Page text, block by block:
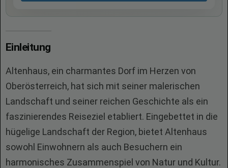
Einleitung
Altenhaus, ein charmantes Dorf im Herzen von
Oberösterreich, hat sich mit seiner malerischen
Landschaft und seiner reichen Geschichte als ein
faszinierendes Reiseziel etabliert. Eingebettet in die
hügelige Landschaft der Region, bietet Altenhaus
sowohl Einwohnern als auch Besuchern ein
harmonisches Zusammenspiel von Natur und Kultur.